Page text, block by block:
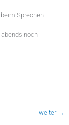
Sprechen
noch
weiter →